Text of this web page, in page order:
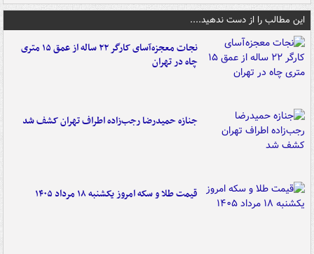
این مطالب را از دست ندهید....
نجات معجزه‌آسای کارگر ۲۲ ساله از عمق ۱۵ متری
چاه در تهران
جنازه حمیدرضا رجب‌زاده اطراف تهران کشف شد
قیمت طلا و سکه امروز یکشنبه ۱۸ مرداد ۱۴۰۵